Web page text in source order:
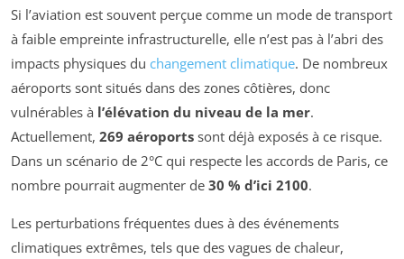
Si l’aviation est souvent perçue comme un mode de transport
à faible empreinte infrastructurelle, elle n’est pas à l’abri des
impacts physiques du changement climatique. De nombreux
aéroports sont situés dans des zones côtières, donc
vulnérables à l’élévation du niveau de la mer.
Actuellement, 269 aéroports sont déjà exposés à ce risque.
Dans un scénario de 2°C qui respecte les accords de Paris, ce
nombre pourrait augmenter de 30 % d’ici 2100.
Les perturbations fréquentes dues à des événements
climatiques extrêmes, tels que des vagues de chaleur,